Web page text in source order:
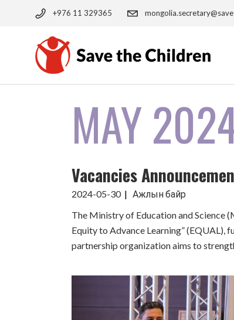
+976 11 329365
MAY
Vacancies
2024-05-30
Ажлын байр
The Ministry of Education and Science
Equity to Advance Learning” (EQUAL),
partnership organization aims to